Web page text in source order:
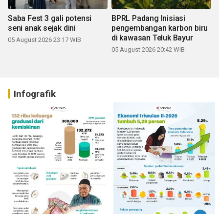
Saba Fest 3 gali potensi
seni anak sejak dini
05 August 2026 23:17 WIB
BPRL Padang Inisiasi
pengembangan karbon biru
di kawasan Teluk Bayur
05 August 2026 20:42 WIB
Infografik